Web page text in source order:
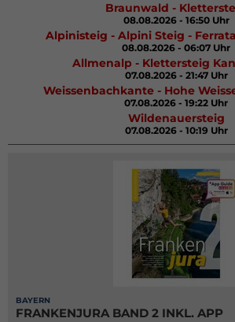
Braunwald -
08.08.2026 - 16:50 Uhr
Alpinisteig - Alpini Steig -
08.08.2026 - 06:07 Uhr
Allmenalp - Klettersteig
07.08.2026 - 21:47 Uhr
Weissenbachkante - Hohe
07.08.2026 - 19:22 Uhr
Wildenauersteig
07.08.2026 - 10:19 Uhr
BAYERN
FRANKENJURA BAND 2 INKL. APP